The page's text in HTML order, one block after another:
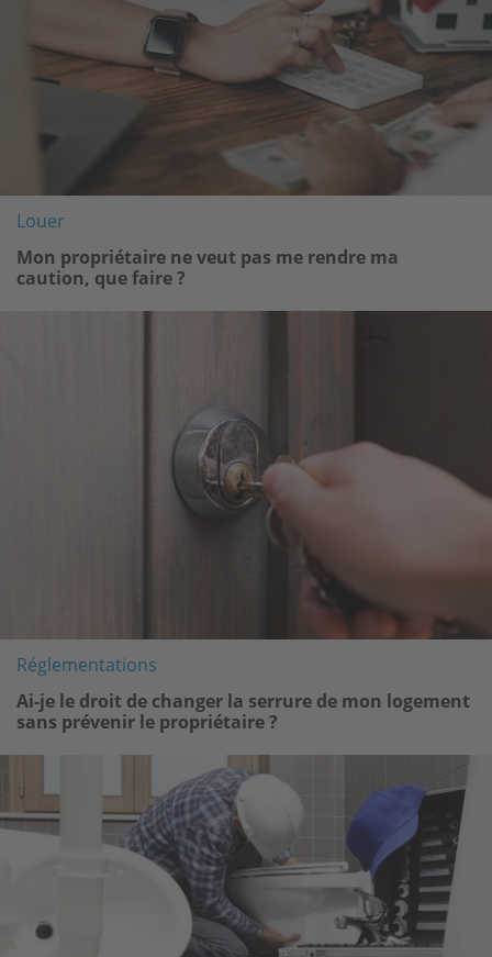
Louer
Mon propriétaire ne veut pas me rendre ma
caution, que faire ?
Réglementations
Ai-je le droit de changer la serrure de mon logement
sans prévenir le propriétaire ?
Image